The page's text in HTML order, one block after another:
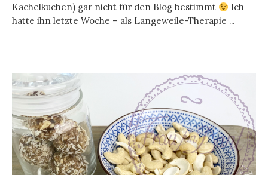
Kachelkuchen) gar nicht für den Blog bestimmt
Ich
hatte ihn letzte Woche – als Langeweile-Therapie ...